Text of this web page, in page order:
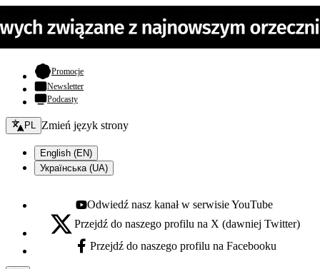
Promocje- otwiera się w nowej karcie
Newsletter
Podcasty
Zmień język - bieżący:
PL Zmień język strony
English (EN)
Українська (UA)
Youtube - otwiera się w nowej karcie
Odwiedź nasz kanał w serwisie YouTube
X - otwiera się w nowej karcie
Przejdź do naszego profilu na X (dawniej Twitter)
Facebook - otwiera się w nowej karcie
Przejdź do naszego profilu na Facebooku